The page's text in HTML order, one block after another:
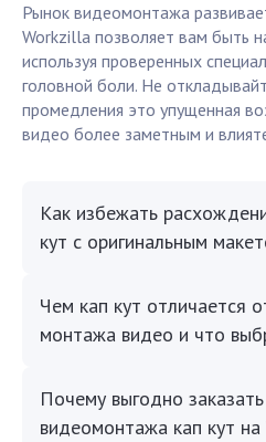
Рынок видеомонтажа
Workzilla позволяет вам быть
используя проверенных
головной боли. Не
промедления это упущенная
видео более заметным и
Как избежать
кут с оригинальным
Чем кап кут отличается
монтажа видео и что
Почему выгодно
видеомонтажа кап кут